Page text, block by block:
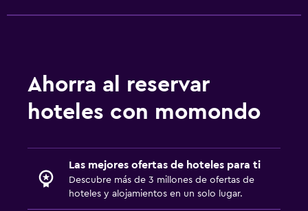
Ahorra al reservar
hoteles con momondo
Las mejores ofertas de hoteles para ti
Descubre más de 3 millones de ofertas de
hoteles y alojamientos en un solo lugar.